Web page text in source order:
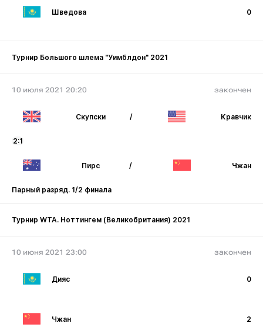
Шведова 0
Турнир Большого шлема "Уимблдон" 2021
10 июля 2021 20:20 закончен
Скупски / Кравчик
2:1
Пирс / Чжан
Парный разряд. 1/2 финала
Турнир WTA. Ноттингем (Великобритания) 2021
10 июня 2021 23:00 закончен
Дияс 0
Чжан 2